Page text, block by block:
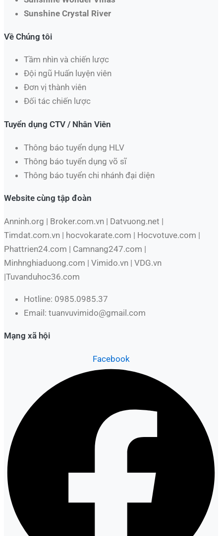
Sunshine Crystal River
Về Chúng tôi
Tầm nhìn và chiến lược
Đội ngũ Huấn luyện viên
Đơn vị thành viên
Đối tác chiến lược
Tuyển dụng CTV / Nhân Viên
Thông báo tuyển dụng HLV
Thông báo tuyển dụng võ sĩ
Thông báo tuyển chi nhánh đại diện
Website cùng tập đoàn
Anninh.org | Broker.com.vn | Datvuong.net |
Timdat.com.vn | hocvokarate.com | Hocvotuve.com |
Phattrien24.com | Camnang247.com |
Minhnghiaduong.com | Vimido.vn | VDG.vn
|Tuvanduhoc36.com
Hotline: 0985.0985.37
Email: tuanvuvimido@gmail.com
Mạng xã hội
Facebook